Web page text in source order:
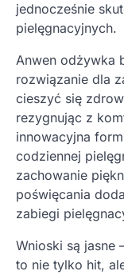
jednocześnie
pielęgnacyjnych.
Anwen odżywka
rozwiązanie dla
cieszyć się
rezygnując z
innowacyjna
codziennej
zachowanie
poświęcania
zabiegi
Wnioski są jasne
to nie tylko hit,